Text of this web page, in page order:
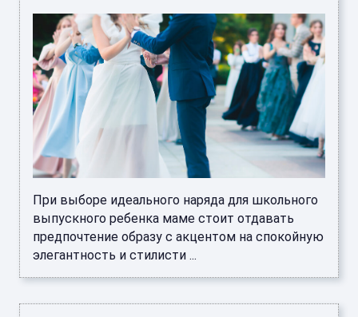
При выборе идеального наряда для школьного
выпускного ребенка маме стоит отдавать
предпочтение образу с акцентом на спокойную
элегантность и стилисти ...